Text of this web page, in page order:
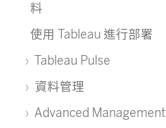
料
使用 Tableau 進行部署
Tableau Pulse
資料管理
Advanced Management